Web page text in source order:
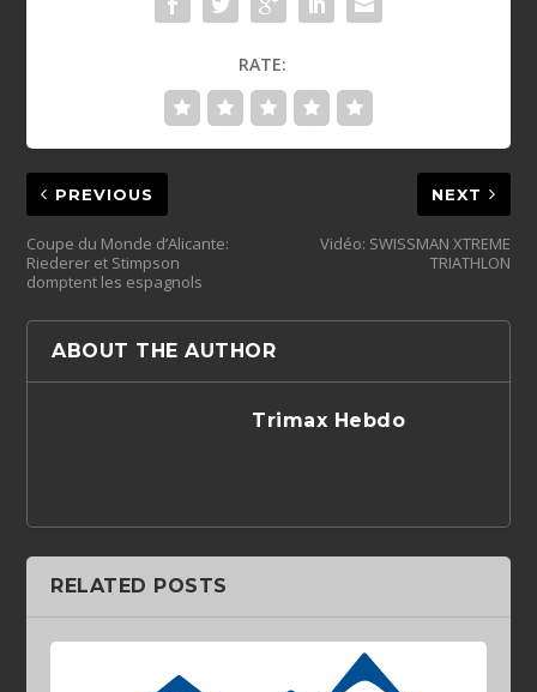
RATE:
PREVIOUS
Coupe du Monde d’Alicante:
Riederer et Stimpson
domptent les espagnols
NEXT
Vidéo: SWISSMAN XTREME
TRIATHLON
ABOUT THE AUTHOR
Trimax Hebdo
RELATED POSTS